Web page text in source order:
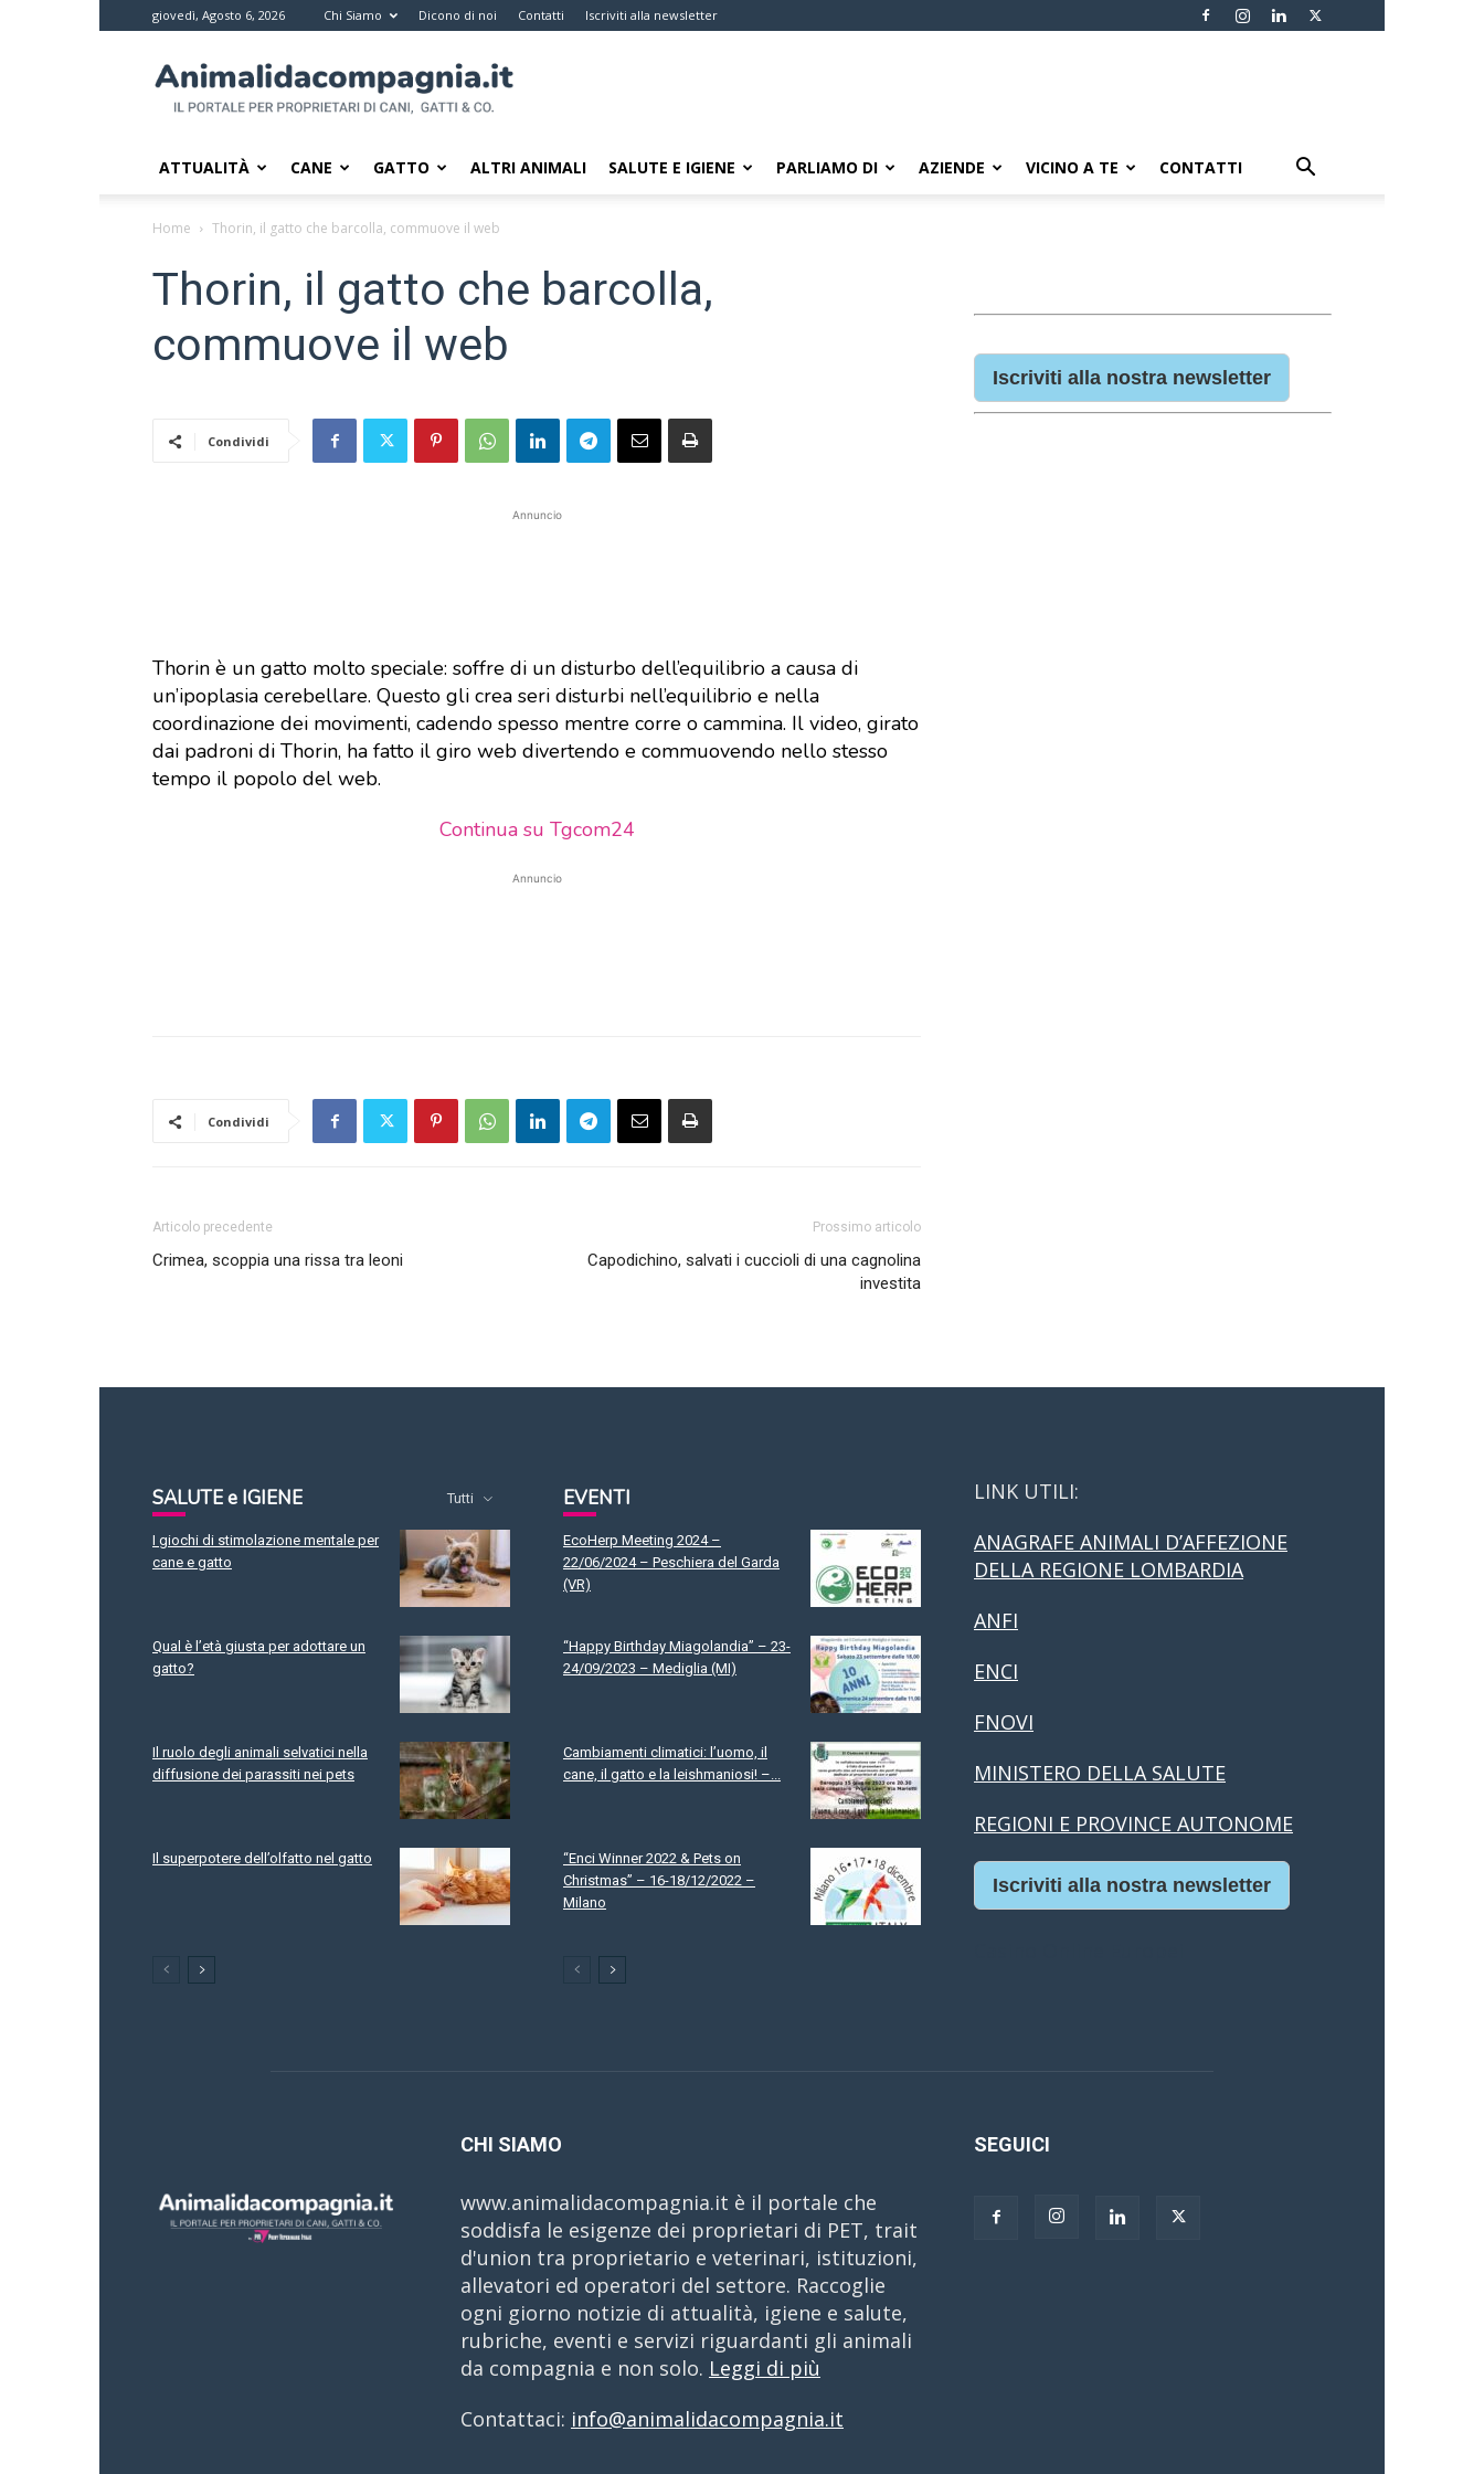
giovedì, Agosto 6, 2026 Chi Siamo Dicono di noi Contatti Iscriviti alla newsletter
da
compagnia
Il
i
proprietari
di
ATTUALITÀ CANE GATTO ALTRI ANIMALI SALUTE E IGIENE PARLIAMO DI AZIENDE VICINO A TE CONTATTI
Home Thorin, il gatto che barcolla, commuove il web
Thorin, il gatto che barcolla,
commuove il web
Condividi
Annuncio
Thorin è un gatto molto speciale: soffre di un disturbo dell’equilibrio a causa di
un’ipoplasia cerebellare. Questo gli crea seri disturbi nell’equilibrio e nella
coordinazione dei movimenti, cadendo spesso mentre corre o cammina. Il video, girato
dai padroni di Thorin, ha fatto il giro web divertendo e commuovendo nello stesso
tempo il popolo del web.
Continua su Tgcom24
Annuncio
Condividi
Articolo precedente
Crimea, scoppia una rissa tra leoni
Prossimo articolo
Capodichino, salvati i cuccioli di una cagnolina
investita
Iscriviti alla nostra newsletter
SALUTE e IGIENE Tutti
I giochi di stimolazione mentale per
cane e gatto
Qual è l’età giusta per adottare un
gatto?
Il ruolo degli animali selvatici nella
diffusione dei parassiti nei pets
Il superpotere dell’olfatto nel gatto
EVENTI
EcoHerp Meeting 2024 –
22/06/2024 – Peschiera del Garda
(VR)
“Happy Birthday Miagolandia” – 23-
24/09/2023 – Mediglia (MI)
Cambiamenti climatici: l’uomo, il
cane, il gatto e la leishmaniosi! –...
“Enci Winner 2022 & Pets on
Christmas” – 16-18/12/2022 –
Milano
LINK UTILI:
ANAGRAFE ANIMALI D’AFFEZIONE
DELLA REGIONE LOMBARDIA
ANFI
ENCI
FNOVI
MINISTERO DELLA SALUTE
REGIONI E PROVINCE AUTONOME
Iscriviti alla nostra newsletter
CHI SIAMO
www.animalidacompagnia.it è il portale che
soddisfa le esigenze dei proprietari di PET, trait
d'union tra proprietario e veterinari, istituzioni,
allevatori ed operatori del settore. Raccoglie
ogni giorno notizie di attualità, igiene e salute,
rubriche, eventi e servizi riguardanti gli animali
da compagnia e non solo. Leggi di più
Contattaci: info@animalidacompagnia.it
SEGUICI